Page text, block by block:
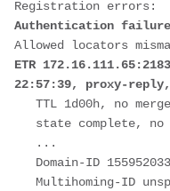
Registration errors:
Authentication
Allowed locators
ETR
22:57:39, proxy-
TTL 1d00h, no
state complete,
   ...
Domain-ID
Multihoming-ID